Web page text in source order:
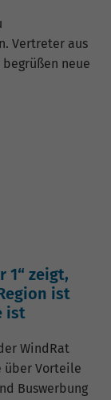
Vertreter aus
neue
1“ zeigt,
ist
ist
WindRat
über Vorteile
Buswerbung